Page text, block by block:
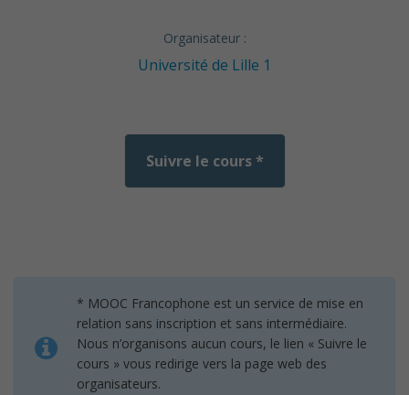
Organisateur :
Université de Lille 1
Suivre le cours *
* MOOC Francophone est un service de mise en
relation sans inscription et sans intermédiaire.
Nous n’organisons aucun cours, le lien « Suivre le
cours » vous redirige vers la page web des
organisateurs.